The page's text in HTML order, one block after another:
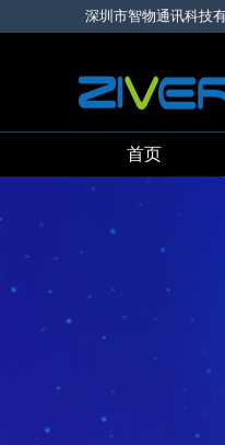
深圳市智物通讯科技
首页